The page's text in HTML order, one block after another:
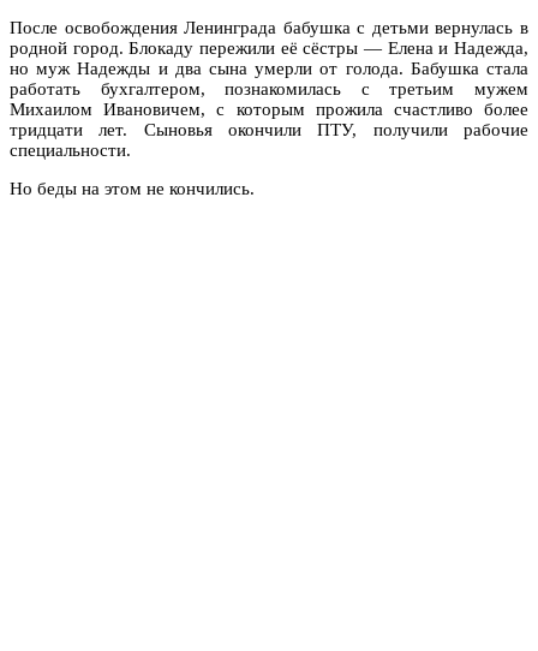
После освобождения Ленинграда бабушка с детьми вернулась в
родной город. Блокаду пережили её сёстры — Елена и Надежда,
но муж Надежды и два сына умерли от голода. Бабушка стала
работать бухгалтером, познакомилась с третьим мужем
Михаилом Ивановичем, с которым прожила счастливо более
тридцати лет. Сыновья окончили ПТУ, получили рабочие
специальности.
Но беды на этом не кончились.